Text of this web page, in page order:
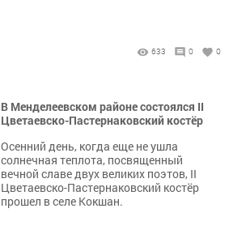
633 0 0
В Менделеевском районе состоялся II
Цветаевско-Пастернаковский костёр
Осенний день, когда еще не ушла
солнечная теплота, посвященный
вечной славе двух великих поэтов, II
Цветаевско-Пастернаковский костёр
прошел в селе Кокшан.